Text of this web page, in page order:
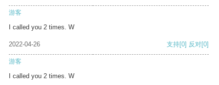
游客
I called you 2 times. W
2022-04-26 支持[0] 反对[0]
游客
I called you 2 times. W